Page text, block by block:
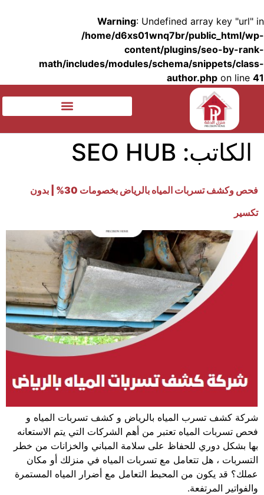
Warning: Undefined array key "url" in
/home/d6xs01wnq7br/public_html/wp-
content/plugins/seo-by-rank-
math/includes/modules/schema/snippets/class-
author.php on line 41
الكاتب: SEO HUB
فحص وكشف تسربات المياه بالرياض بخصومات 30% | بدون
تكسير
شركة كشف تسرب المياه بالرياض و كشف تسربات المياه و
فحص تسربات المياه تعتبر من أهم الشركات التي يتم الاستعانه
بها بشكل دوري للحفاظ على سلامة المباني والخزانات من خطر
التسربات ، هل تتعامل مع تسربات المياه في منزلك أو مكان
عملك؟ قد يكون من المحبط التعامل مع أضرار المياه المستمرة
والفواتير المرتفعة.